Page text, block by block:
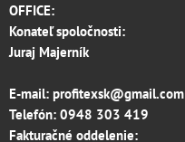
OFFICE:
Konateľ spoločnosti:
Juraj Majerník
E-mail: profitexsk@gmail.com
Telefón: 0948 303 419
Fakturačné oddelenie: